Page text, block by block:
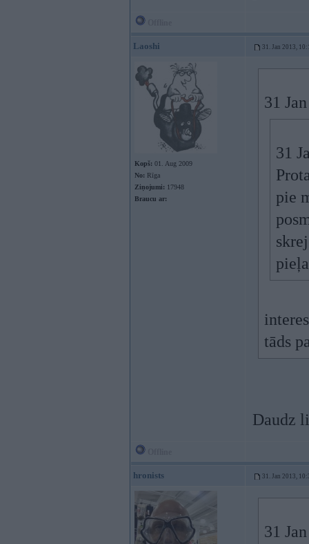
Laoshi 31. Jan 2013,
Kopš: 01. Aug 2009
No: Rīga
Ziņojumi: 17948
Braucu ar:
31
31
pie
tāds
Daudz
hronists 31. Jan 2013,
31